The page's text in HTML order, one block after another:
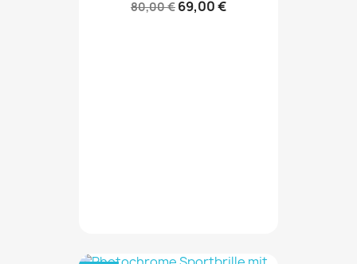
80,00 € 69,00 €